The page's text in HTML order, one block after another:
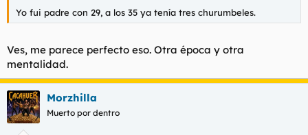
Yo fui padre con 29, a los 35 ya tenía tres churumbeles.
Ves, me parece perfecto eso. Otra época y otra
mentalidad.
Morzhilla
Muerto por dentro